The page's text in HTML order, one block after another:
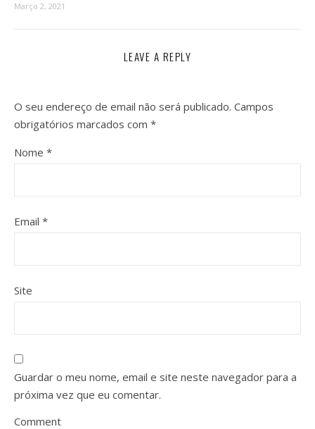
Março 2, 2021
LEAVE A REPLY
O seu endereço de email não será publicado. Campos
obrigatórios marcados com *
Nome *
Email *
Site
Guardar o meu nome, email e site neste navegador para a
próxima vez que eu comentar.
Comment